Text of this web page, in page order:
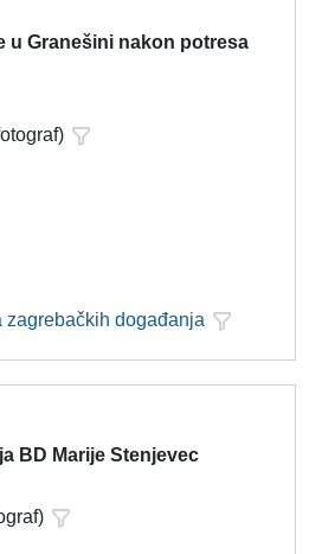
u Granešini nakon potresa
zagrebačkih događanja
BD Marije Stenjevec